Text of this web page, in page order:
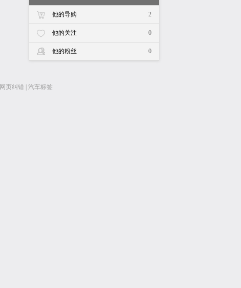
2
他的导购
0
他的关注
0
他的粉丝
网页纠错 汽车标签